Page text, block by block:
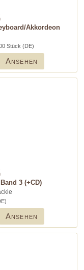
Akkordeon
Stück (DE)
Ansehen
3 (+CD)
Ansehen